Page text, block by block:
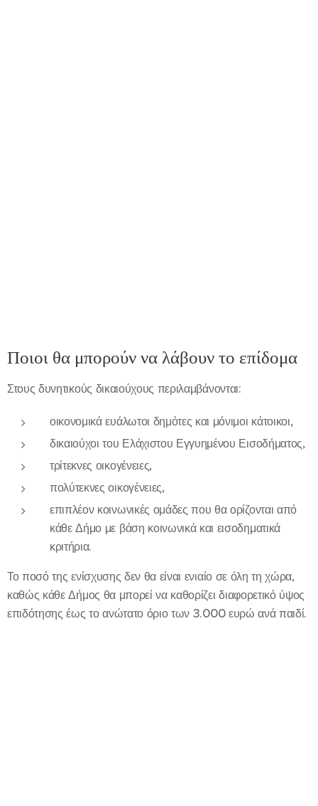
Ποιοι θα μπορούν να λάβουν το επίδομα
Στους δυνητικούς δικαιούχους περιλαμβάνονται:
οικονομικά ευάλωτοι δημότες και μόνιμοι κάτοικοι,
δικαιούχοι του Ελάχιστου Εγγυημένου Εισοδήματος,
τρίτεκνες οικογένειες,
πολύτεκνες οικογένειες,
επιπλέον κοινωνικές ομάδες που θα ορίζονται από
κάθε Δήμο με βάση κοινωνικά και εισοδηματικά
κριτήρια.
Το ποσό της ενίσχυσης δεν θα είναι ενιαίο σε όλη τη χώρα,
καθώς κάθε Δήμος θα μπορεί να καθορίζει διαφορετικό ύψος
επιδότησης έως το ανώτατο όριο των 3.000 ευρώ ανά παιδί.